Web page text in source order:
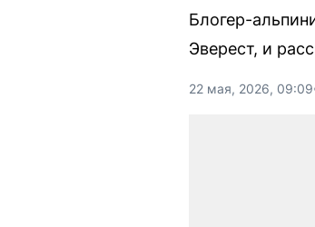
Блогер-
Эверест, и
22 мая, 2026, 09:09